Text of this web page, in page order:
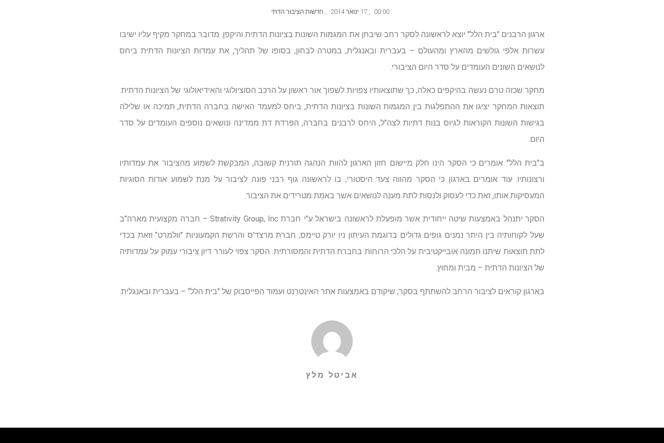
00:00
, 17 ינואר 2014 , חדשות הציבור הדתי
ארגון הרבנים "בית הלל" יוצא לראשונה לסקר רחב שיבחן את המגמות השונות בציונות הדתית והיקפן. מדובר במחקר מקיף עליו ישיבו
עשרות אלפי גולשים מהארץ ומהעולם – בעברית ובאנגלית, במטרה לבחון, בסופו של תהליך, את עמדות הציונות הדתית ביחס
לנושאים השונים העומדים על סדר היום הציבורי.
מחקר שכזה טרם נעשה בהיקפים כאלה, כך שתוצאותיו צפויות לשפוך אור ראשון על הרכב הסוציולוגי והאידיאולוגי של הציונות הדתית.
תוצאות המחקר יציגו את ההתפלגות בין המגמות השונות בציונות הדתית, ביחס למעמד האישה בחברה הדתית, תמיכה או שלילה
בגישות השונות הקוראות לגיוס בנות דתיות לצה"ל, היחס לרבנים בחברה, הפרדת דת ממדינה ונושאים נוספים העומדים על סדר
היום.
ב"בית הלל" אומרים כי הסקר הינו חלק מיישום חזון הארגון להוות הנהגה תורנית קשובה, המבקשת לשמוע מהציבור את עמדותיו
ורצונותיו. עוד אומרים בארגון כי הסקר מהווה צעד היסטורי, בו לראשונה גוף רבני פונה לציבור על מנת לשמוע אודות הסוגיות
המעסיקות אותו, זאת כדי לעסוק ולנסות לתת מענה לנושאים אשר באמת מטרידים את הציבור.
הסקר יתנהל באמצעות שיטה ייחודית אשר מופעלת לראשונה בישראל ע"י חברת Strativity Group, Inc – חברה מקצועית מארה"ב
שעל לקוחותיה בין היתר נמנים גופים גדולים בדוגמת העיתון ניו יורק טיימס, חברת מרצד'ס והרשת הקמעוניות "וולמרט" וזאת בכדי
לתת תוצאות שיתנו תמונה אובייקטיבית על הלכי הרוחות בחברת הדתית והמסורתית. הסקר צפוי לעורר דיון ציבורי עמוק על עמדותיה
של הציונות הדתית – מבית ומחוץ.
בארגון קוראים לציבור הרחב להשתתף בסקר, שיקודם באמצעות אתר האינטרנט ועמוד הפייסבוק של "בית הלל" – בעברית ובאנגלית.
אביטל מלץ